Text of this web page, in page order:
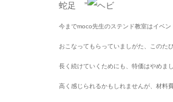
蛇足 ”
今までmoco先生のステンド教室はイベ
おこなってもらっていましがた、このた
長く続けていくためにも、特価はやめま
高く感じられるかもしれませんが、材料